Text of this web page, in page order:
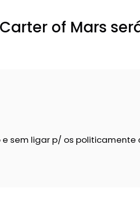
of Mars
e sem ligar p/ os politicamente